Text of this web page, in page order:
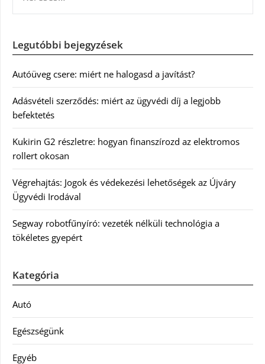
Legutóbbi bejegyzések
Autóüveg csere: miért ne halogasd a javítást?
Adásvételi szerződés: miért az ügyvédi díj a legjobb
befektetés
Kukirin G2 részletre: hogyan finanszírozd az elektromos
rollert okosan
Végrehajtás: Jogok és védekezési lehetőségek az Újváry
Ügyvédi Irodával
Segway robotfűnyíró: vezeték nélküli technológia a
tökéletes gyepért
Kategória
Autó
Egészségünk
Egyéb